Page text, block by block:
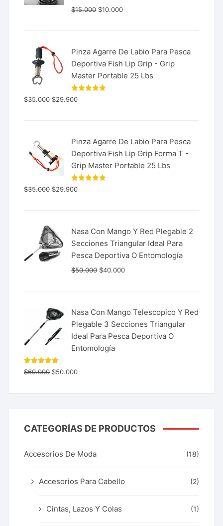
$15.000 $10.000
Pinza Agarre De Labio Para Pesca
Deportiva Fish Lip Grip - Grip
Master Portable 25 Lbs
Valorado
con
$35.000 $29.900
Pinza Agarre De Labio Para Pesca
Deportiva Fish Lip Grip Forma T -
Grip Master Portable 25 Lbs
Valorado
con
$35.000 $29.900
Nasa Con Mango Y Red Plegable 2
Secciones Triangular Ideal Para
Pesca Deportiva O Entomología
$50.000 $40.000
Nasa Con Mango Telescopico Y Red
Plegable 3 Secciones Triangular
Ideal Para Pesca Deportiva O
Entomología
Valorado
con 5.00
$60.000 $50.000
CATEGORÍAS DE PRODUCTOS
Accesorios De Moda (18)
Accesorios Para Cabello (2)
Cintas, Lazos Y Colas (1)